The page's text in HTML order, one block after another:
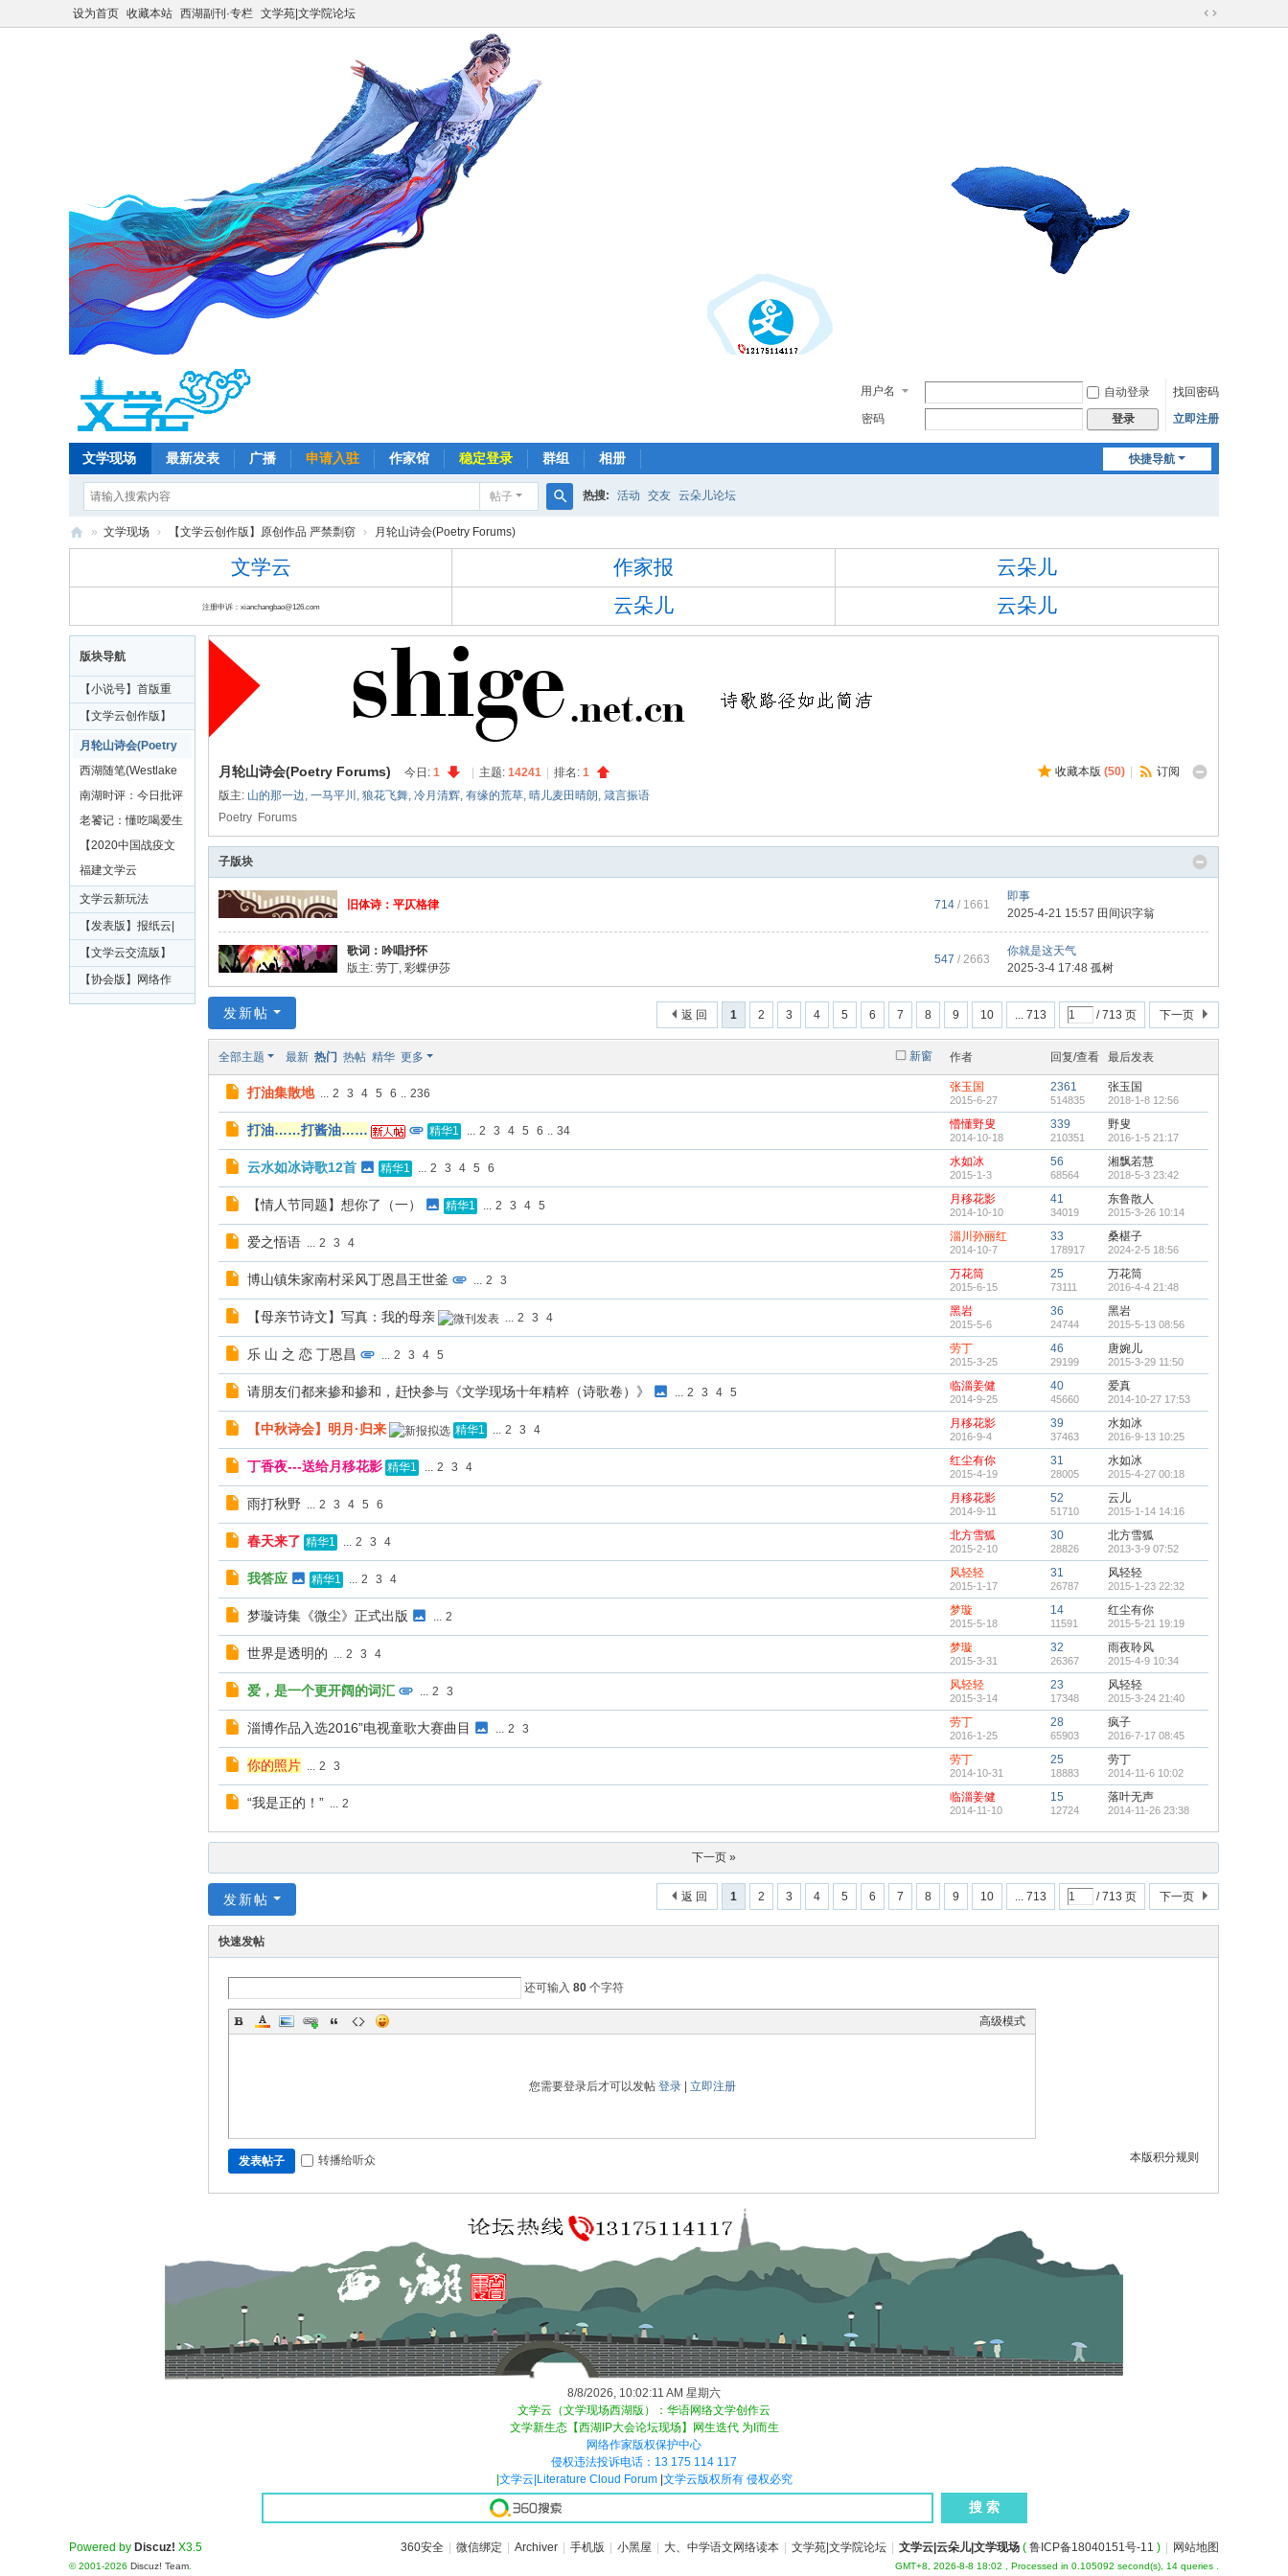
设为首页 收藏本站 西湖副刊·专栏 文学苑|文学院论坛
切
用户名 自动登录
找回密码
密码
登录 立即注册
快捷导航
文学现场 最新发表 广播 申请入驻 作家馆 稳定登录 群组 相册
帖子
索
热搜: 活动 交友 云朵儿论坛
学
儿
场
» 文学现场 › 【文学云创作版】原创作品 严禁剽窃 › 月轮山诗会(Poetry Forums)
文学云 作家报 云朵儿
注册申诉：xianchangbao@126.com 云朵儿 云朵儿
版块导航
【小说号】首版重
磅【文学云创作版】
原创作品 严禁剽窃
月轮山诗会(Poetry
Forums)
西湖随笔(Westlake
Forum)
南湖时评：今日批评
家
老饕记：懂吃喝爱生
活【2020中国战疫文
学纪念馆】
福建文学云
文学云新玩法
【发表版】报纸云|
云副刊|非投稿区只
发作品目录
【文学云交流版】
西湖IP大会论坛现
场:网文江湖
【协会版】网络作
家协会直通车
收藏本版 (50) 订阅
月轮山诗会(Poetry Forums) 今日: 1 主题: 14241 排名: 1
版主: 山的那一边, 一马平川 , 狼花飞舞, 冷月清辉, 有缘的荒草, 晴儿麦田晴朗, 箴言振语
Poetry Forums
子版块
旧体诗：平仄格律 714 / 1661
即事
2025-4-21 15:57 田间识字翁
歌词：吟唱抒怀
版主: 劳丁, 彩蝶伊莎
547 / 2663
你就是这天气
2025-3-4 17:48 孤树
1 2 3 4 5 6 7 8 9 10 ... 713 / 713 页 下一页
返 回
发新帖
新窗
全部主题 最新 热门 热帖 精华 更多 作者 回复/查看 最后发表
打油集散地 ... 2 3 4 5 6 .. 236 张玉国
2015-6-27
2361
514835
张玉国
2018-1-8 12:56
打油……打酱油…… 精华1 ... 2 3 4 5 6 .. 34 懵懂野叟
2014-10-18
339
210351
野叟
2016-1-5 21:17
云水如冰诗歌12首 精华1 ... 2 3 4 5 6 水如冰
2015-1-3
56
68564
湘飘若慧
2018-5-3 23:42
【情人节同题】想你了（一） 精华1 ... 2 3 4 5 月移花影
2014-10-10
41
34019
东鲁散人
2015-3-26 10:14
爱之悟语 ... 2 3 4 淄川孙丽红
2014-10-7
33
178917
桑椹子
2024-2-5 18:56
博山镇朱家南村采风丁恩昌王世釜 ... 2 3 万花筒
2015-6-15
25
73111
万花筒
2016-4-4 21:48
【母亲节诗文】写真：我的母亲 ... 2 3 4 黑岩
2015-5-6
36
24744
黑岩
2015-5-13 08:56
乐 山 之 恋 丁恩昌 ... 2 3 4 5 劳丁
2015-3-25
46
29199
唐婉儿
2015-3-29 11:50
请朋友们都来掺和掺和，赶快参与《文学现场十年精粹（诗歌卷）》 ... 2 3 4 5 临淄姜健
2014-9-25
40
45660
爱真
2014-10-27 17:53
【中秋诗会】明月·归来 精华1 ... 2 3 4 月移花影
2016-9-4
39
37463
水如冰
2016-9-13 10:25
丁香夜---送给月移花影 精华1 ... 2 3 4 红尘有你
2015-4-19
31
28005
水如冰
2015-4-27 00:18
雨打秋野 ... 2 3 4 5 6 月移花影
2014-9-11
52
51710
云儿
2015-1-14 14:16
春天来了 精华1 ... 2 3 4 北方雪狐
2015-2-10
30
28826
北方雪狐
2013-3-9 07:52
我答应 精华1 ... 2 3 4 风轻轻
2015-1-17
31
26787
风轻轻
2015-1-23 22:32
梦璇诗集《微尘》正式出版 ... 2 梦璇
2015-5-18
14
11591
红尘有你
2015-5-21 19:19
世界是透明的 ... 2 3 4 梦璇
2015-3-31
32
26367
雨夜聆风
2015-4-9 10:34
爱，是一个更开阔的词汇 ... 2 3 风轻轻
2015-3-14
23
17348
风轻轻
2015-3-24 21:40
淄博作品入选2016”电视童歌大赛曲目 ... 2 3 劳丁
2016-1-25
28
65903
疯子
2016-7-17 08:45
你的照片 ... 2 3 劳丁
2014-10-31
25
18883
劳丁
2014-11-6 10:02
“我是正的！” ... 2 临淄姜健
2014-11-10
15
12724
落叶无声
2014-11-26 23:38
下一页 »
1 2 3 4 5 6 7 8 9 10 ... 713 / 713 页 下一页
返 回
发新帖
快速发帖
还可输入 80 个字符
高级模式
您需要登录后才可以发帖 登录| 立即注册
本版积分规则
发表帖子 转播给听众
8/8/2026, 10:02:11 AM 星期六
文学云（文学现场西湖版）：华语网络文学创作云
文学新生态【西湖IP大会论坛现场】网生迭代 为I而生
网络作家版权保护中心
侵权违法投诉电话：13 175 114 117
文学云|Literature Cloud Forum| 文学云版权所有 侵权必究
360安全 微信绑定 Archiver 手机版 小黑屋 大、中学语文网络读本 文学苑|文学院论坛 文学云|云朵儿|文学现场 ( 鲁ICP备18040151号-11 ) 网站地图
GMT+8, 2026-8-8 18:02 , Processed in 0.105092 second(s), 14 queries .
Powered by Discuz! X3.5
© 2001-2026 Discuz! Team